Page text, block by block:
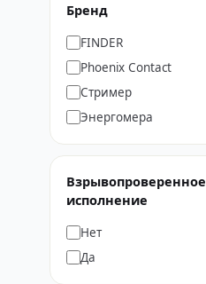
Бренд
FINDER
Phoenix Contact
Стример
Энергомера
Взрывопроверенное
исполнение
Нет
Да